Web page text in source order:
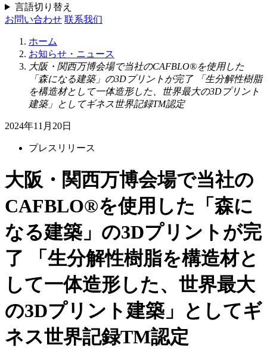
言語切り替え
お問い合わせ 联系我们
ホーム
お知らせ・ニュース
大阪・関西万博会場で当社のCAFBLO®を使用した
「森になる建築」の3Dプリントが完了 「生分解性樹脂
を構造材として一体造形した、世界最大の3Dプリント
建築」としてギネス世界記録TM認定
2024年11月20日
プレスリリース
大阪・関西万博会場で当社の
CAFBLO®を使用した「森に
なる建築」の3Dプリントが完
了 「生分解性樹脂を構造材と
して一体造形した、世界最大
の3Dプリント建築」としてギ
ネス世界記録TM認定